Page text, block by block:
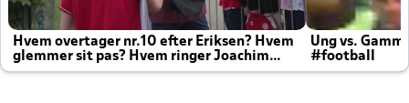
Hvem overtager nr.10 efter Eriksen? Hvem
glemmer sit pas? Hvem ringer Joachim
altid til efter kampe?
Ung vs.
#football